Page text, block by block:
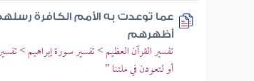
عما توعدت به الأمم الكافرة
أظهرهم
تفسير القرآن العظيم > تفسير سورة إبراهيم >
أو لتعودن في ملتنا "